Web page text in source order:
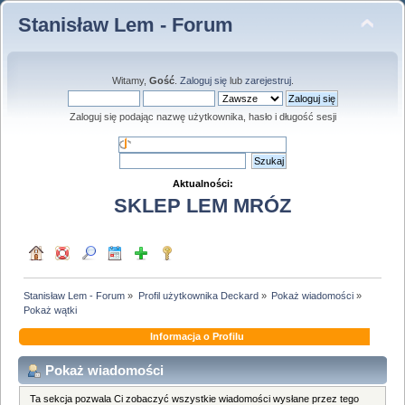
Stanisław Lem - Forum
Witamy, Gość. Zaloguj sięlub zarejestruj.
Zaloguj się podając nazwę użytkownika, hasło i długość sesji
Aktualności:
SKLEP LEM MRÓZ
Stanisław Lem - Forum » Profil użytkownika Deckard» Pokaż wiadomości»
Pokaż wątki
Informacja o Profilu
Pokaż wiadomości
Ta sekcja pozwala Ci zobaczyć wszystkie wiadomości wysłane przez tego